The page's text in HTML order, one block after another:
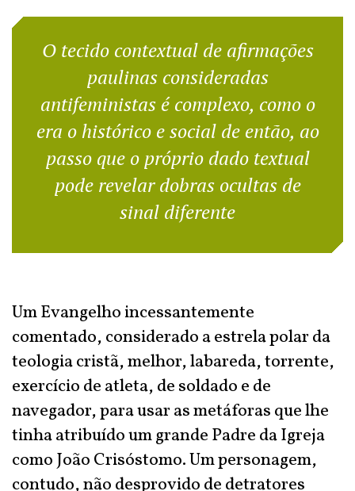
O tecido contextual de afirmações
paulinas consideradas
antifeministas é complexo, como o
era o histórico e social de então, ao
passo que o próprio dado textual
pode revelar dobras ocultas de
sinal diferente
Um Evangelho incessantemente
comentado, considerado a estrela polar da
teologia cristã, melhor, labareda, torrente,
exercício de atleta, de soldado e de
navegador, para usar as metáforas que lhe
tinha atribuído um grande Padre da Igreja
como João Crisóstomo. Um personagem,
contudo, não desprovido de detratores